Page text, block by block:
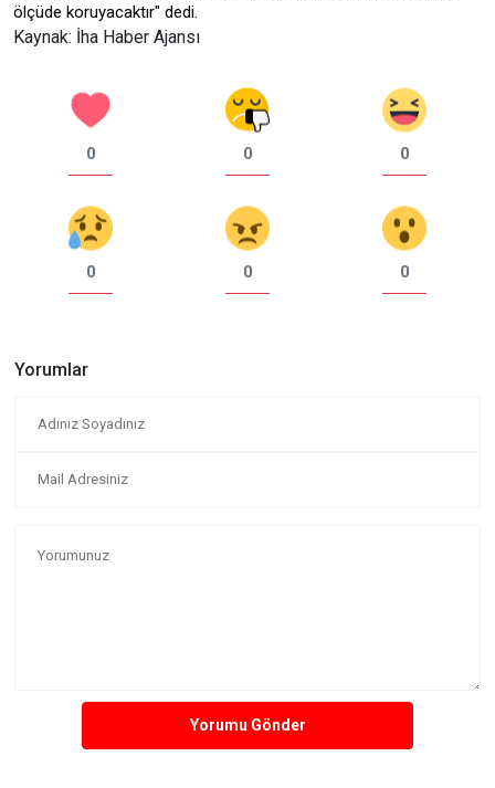
ölçüde koruyacaktır" dedi.
Kaynak: İha Haber Ajansı
0 0 0
0 0 0
Yorumlar
Yorumu Gönder